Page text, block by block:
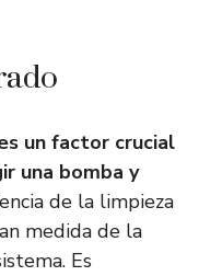
un factor crucial
una bomba y
de la limpieza
medida de la
Es